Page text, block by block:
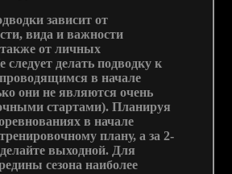
зависит от
вида и важности
от личных
следует делать подводку к
в начале
они не являются очень
стартами). Планируя
в начале
плану, а за 2-
выходной. Для
сезона наиболее